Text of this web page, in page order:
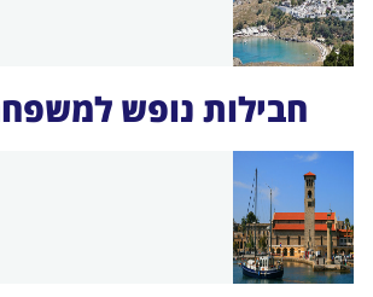
חבילות נופש